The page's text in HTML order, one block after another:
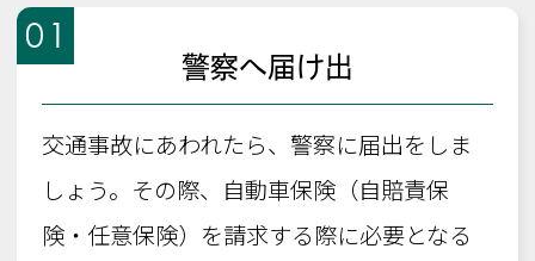
01
警察へ届け出
交通事故にあわれたら、警察に届出をしま
しょう。その際、自動車保険（自賠責保
険・任意保険）を請求する際に必要となる